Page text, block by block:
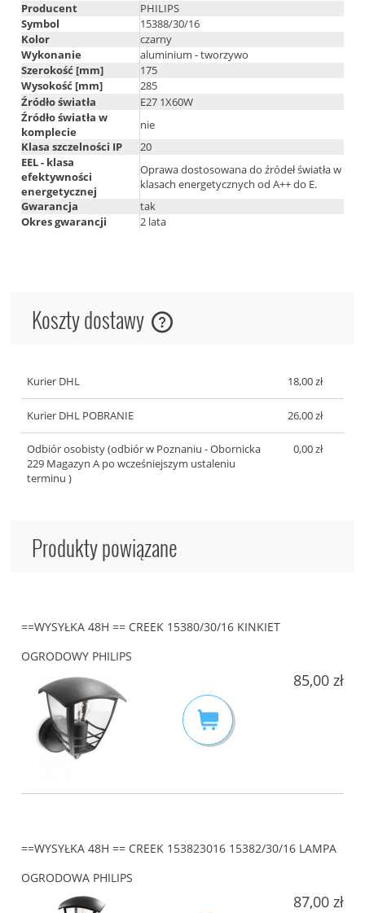
Producent
PHILIPS
Symbol
15388/30/16
Kolor
czarny
Wykonanie
aluminium - tworzywo
Szerokość [mm]
175
Wysokość [mm]
285
Źródło światła
E27 1X60W
Źródło światła w
komplecie
nie
Klasa szczelności IP
20
EEL - klasa
efektywności
energetycznej
Oprawa dostosowana do źródeł światła w
klasach energetycznych od A++ do E.
Gwarancja
tak
Okres gwarancji
2 lata
Koszty dostawy
Cena nie zawiera ewentualnych kosztów płatności
Kurier DHL 18,00 zł
Kurier DHL POBRANIE 26,00 zł
Odbiór osobisty(odbiór w Poznaniu - Obornicka
229 Magazyn A po wcześniejszym ustaleniu
terminu )
0,00 zł
Produkty powiązane
==WYSYŁKA 48H == CREEK 15380/30/16 KINKIET
OGRODOWY PHILIPS
85,00 zł
==WYSYŁKA 48H == CREEK 153823016 15382/30/16 LAMPA
OGRODOWA PHILIPS
87,00 zł